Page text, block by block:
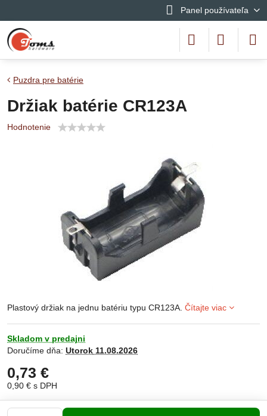
Panel používateľa
Puzdra pre batérie
Držiak batérie CR123A
Hodnotenie
Plastový držiak na jednu batériu typu CR123A. Čítajte viac
Skladom v predajni
Doručíme dňa: Utorok 11.08.2026
0,73 €
0,90 € s DPH